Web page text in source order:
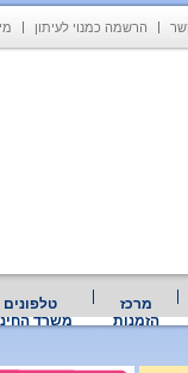
הרשמה כמנוי לעיתון
מרכז
הזמנות
טלפונים
משרד